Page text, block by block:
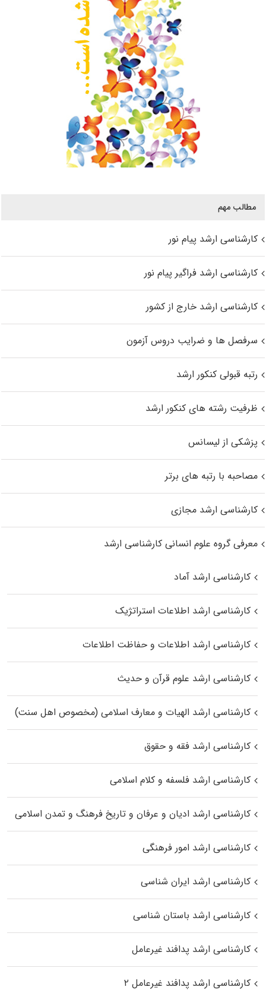
مطالب مهم
کارشناسی ارشد پیام نور
کارشناسی ارشد فراگیر پیام نور
کارشناسی ارشد خارج از کشور
سرفصل ها و ضرایب دروس آزمون
رتبه قبولی کنکور ارشد
ظرفیت رشته های کنکور ارشد
پزشکی از لیسانس
مصاحبه با رتبه های برتر
کارشناسی ارشد مجازی
معرفی گروه علوم انسانی کارشناسی ارشد
کارشناسی ارشد آماد
کارشناسی ارشد اطلاعات استراتژیک
کارشناسی ارشد اطلاعات و حفاظت اطلاعات
کارشناسی ارشد علوم قرآن و حدیث
کارشناسی ارشد الهیات و معارف اسلامی (مخصوص اهل سنت)
کارشناسی ارشد فقه و حقوق
کارشناسی ارشد فلسفه و کلام اسلامی
کارشناسی ارشد ادیان و عرفان و تاریخ فرهنگ و تمدن اسلامی
کارشناسی ارشد امور فرهنگی
کارشناسی ارشد ایران شناسی
کارشناسی ارشد باستان شناسی
کارشناسی ارشد پدافند غیرعامل
کارشناسی ارشد پدافند غیرعامل ۲